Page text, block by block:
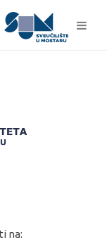
na: